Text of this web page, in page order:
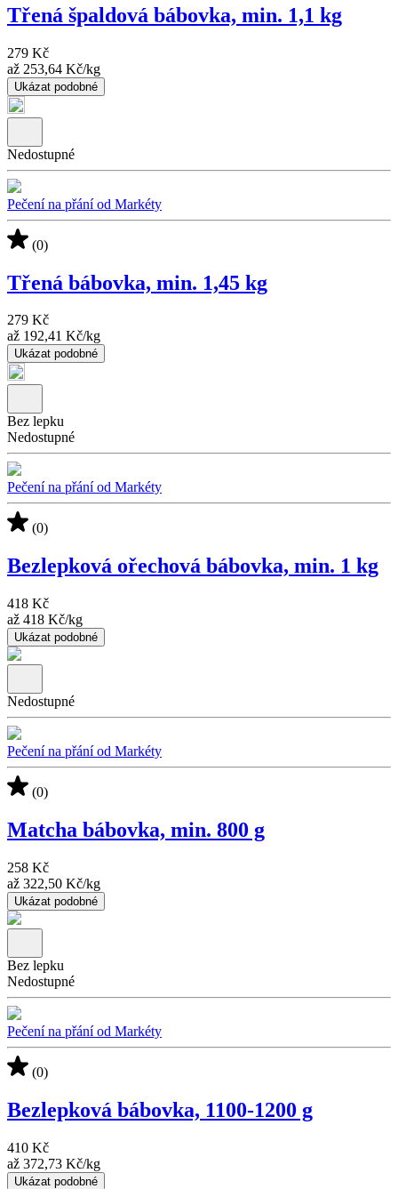
Třená špaldová bábovka, min. 1,1 kg
279 Kč
až 253,64 Kč/kg
Ukázat podobné
Nedostupné
Pečení na přání od Markéty
(0)
Třená bábovka, min. 1,45 kg
279 Kč
až 192,41 Kč/kg
Ukázat podobné
Bez lepku
Nedostupné
Pečení na přání od Markéty
(0)
Bezlepková ořechová bábovka, min. 1 kg
418 Kč
až 418 Kč/kg
Ukázat podobné
Nedostupné
Pečení na přání od Markéty
(0)
Matcha bábovka, min. 800 g
258 Kč
až 322,50 Kč/kg
Ukázat podobné
Bez lepku
Nedostupné
Pečení na přání od Markéty
(0)
Bezlepková bábovka, 1100-1200 g
410 Kč
až 372,73 Kč/kg
Ukázat podobné